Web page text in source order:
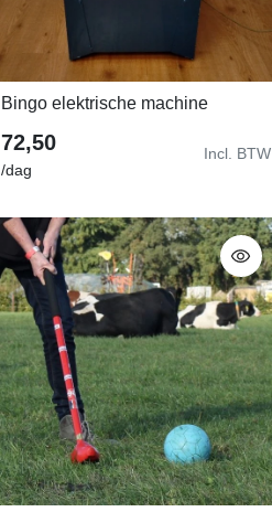
Bingo elektrische machine
72,50
/dag
Incl. BTW